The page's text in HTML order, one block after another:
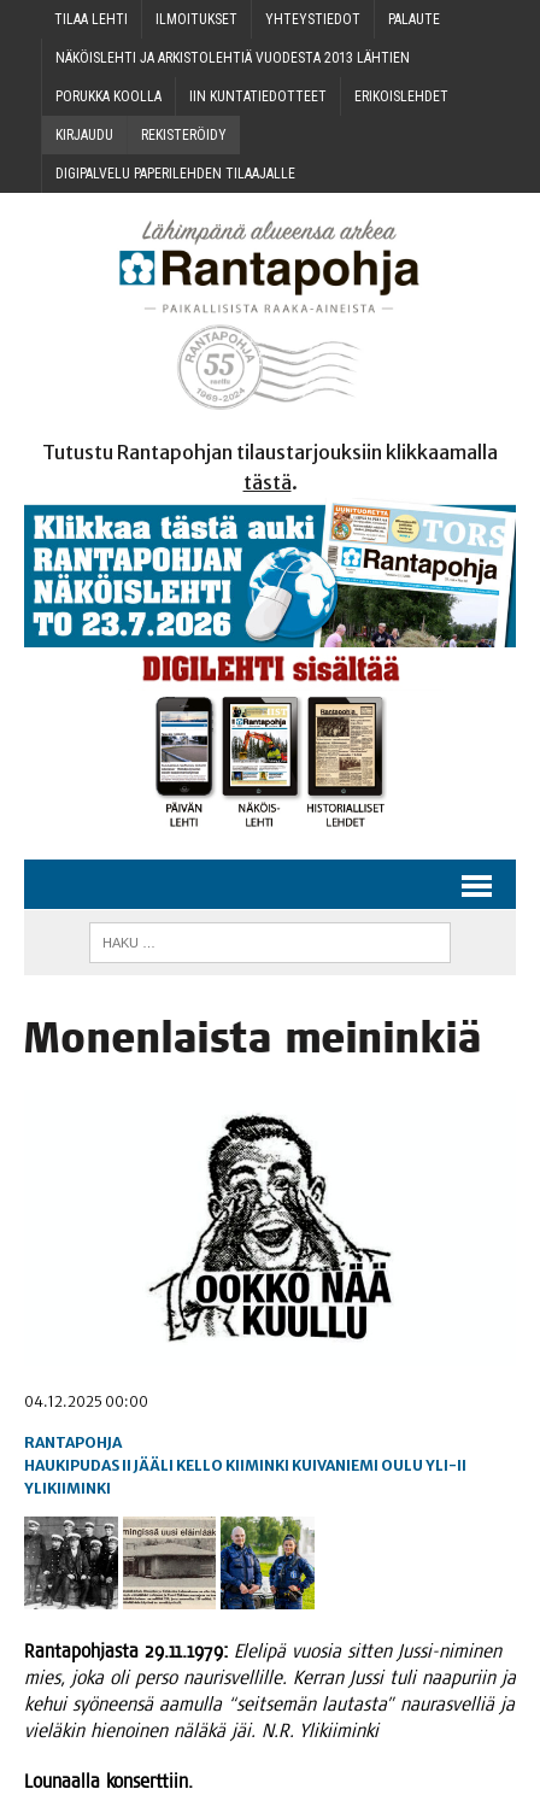
TILAA LEH­TI ILMOI­TUK­SET YHTEYS­TIE­DOT PALAU­TE
NÄKÖIS­LEH­TI JA ARKIS­TO­LEH­TIÄ VUO­DES­TA 2013 LÄHTIEN
PORUK­KA KOOLLA IIN KUN­TA­TIE­DOT­TEET ERI­KOIS­LEH­DET
KIR­JAU­DU REKIS­TE­RÖI­DY
DIGI­PAL­VE­LU PAPE­RI­LEH­DEN TILAAJALLE
Tutustu Rantapohjan tilaustarjouksiin klikkaamalla
tästä.
Monen­lais­ta meininkiä
04.12.2025 00:00
RANTAPOHJA
HAUKIPUDAS II JÄÄLI KELLO KIIMINKI KUIVANIEMI OULU YLI-II
YLIKIIMINKI
Ran­ta­poh­jas­ta 29.11.1979: Ele­li­pä vuo­sia sit­ten Jus­si-nimi­nen
mies, joka oli per­so nau­ris­vel­lil­le. Ker­ran Jus­si tuli naa­pu­riin ja
kehui syö­neen­sä aamul­la “seit­se­män lau­tas­ta” nau­ras­vel­liä ja
vie­lä­kin hie­noi­nen nälä­kä jäi. N.R. Ylikiiminki
Lou­naal­la konserttiin.